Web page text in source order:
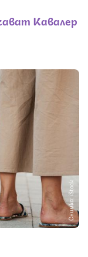
Кавалер
Снимка: iStock